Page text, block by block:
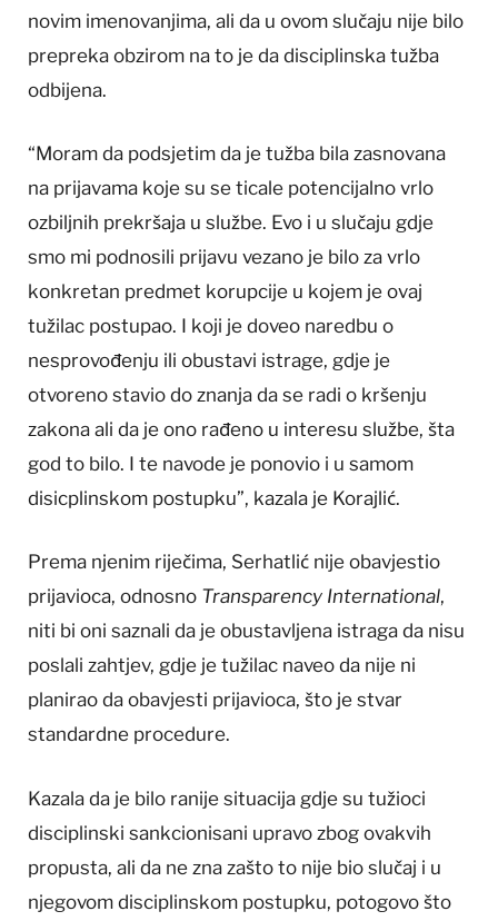
novim imenovanjima, ali da u ovom slučaju nije bilo
prepreka obzirom na to je da disciplinska tužba
odbijena.
“Moram da podsjetim da je tužba bila zasnovana
na prijavama koje su se ticale potencijalno vrlo
ozbiljnih prekršaja u službe. Evo i u slučaju gdje
smo mi podnosili prijavu vezano je bilo za vrlo
konkretan predmet korupcije u kojem je ovaj
tužilac postupao. I koji je doveo naredbu o
nesprovođenju ili obustavi istrage, gdje je
otvoreno stavio do znanja da se radi o kršenju
zakona ali da je ono rađeno u interesu službe, šta
god to bilo. I te navode je ponovio i u samom
disicplinskom postupku”, kazala je Korajlić.
Prema njenim riječima, Serhatlić nije obavjestio
prijavioca, odnosno Transparency International,
niti bi oni saznali da je obustavljena istraga da nisu
poslali zahtjev, gdje je tužilac naveo da nije ni
planirao da obavjesti prijavioca, što je stvar
standardne procedure.
Kazala da je bilo ranije situacija gdje su tužioci
disciplinski sankcionisani upravo zbog ovakvih
propusta, ali da ne zna zašto to nije bio slučaj i u
njegovom disciplinskom postupku, potogovo što